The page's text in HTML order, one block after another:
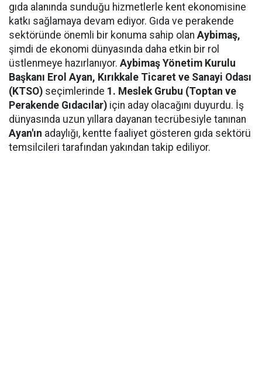
gıda alanında sunduğu hizmetlerle kent ekonomisine
katkı sağlamaya devam ediyor. Gıda ve perakende
sektöründe önemli bir konuma sahip olan Aybimaş,
şimdi de ekonomi dünyasında daha etkin bir rol
üstlenmeye hazırlanıyor. Aybimaş Yönetim Kurulu
Başkanı Erol Ayan, Kırıkkale Ticaret ve Sanayi Odası
(KTSO) seçimlerinde 1. Meslek Grubu (Toptan ve
Perakende Gıdacılar) için aday olacağını duyurdu. İş
dünyasında uzun yıllara dayanan tecrübesiyle tanınan
Ayan'ın adaylığı, kentte faaliyet gösteren gıda sektörü
temsilcileri tarafından yakından takip ediliyor.